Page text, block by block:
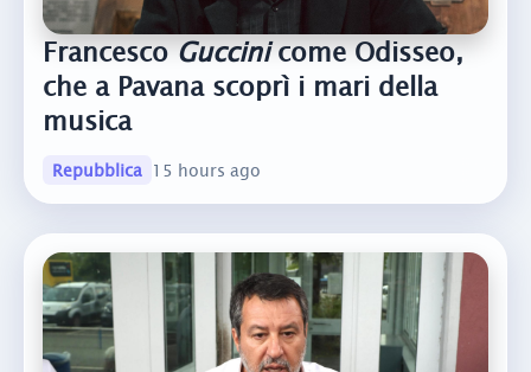
FrancescoGuccinicome Odisseo,
che a Pavana scoprì i mari della
musica
Repubblica 15 hours ago